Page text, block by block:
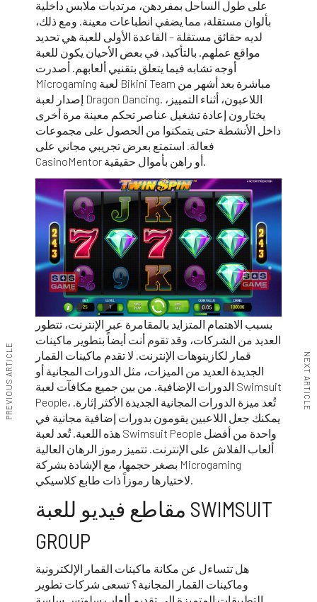
على طول الساحل بمفردهن، مرتديات ملابس داخلية
بألوان مستقلة، مما يضفي انطباعات معينة. ومع ذلك،
لديه حقائق مستقلة – القاعدة الأولى للعبة هي تحديد
مواقع عملهم. بالتأكيد، في بعض الأحيان يكون للعبة
أوجه تشابه فيما يتعلق بتقنيي ألعابهم. أصدرت
Microgaming لعبة Bikini Team مباشرة بعد أشهر من
إصدار لعبة Dragon Dancing. اللاعبون، أثناء التمييز،
يختارون إعادة تشغيل عناصر تحكم معينة مرة أخرى
داخل الأنشطة حتى يتمكنوا من الحصول على مجموعات
فعالة. استمتع بعرض تجريبي مجاني على
بسبب الاهتمام المتزايد بالمقامرة عبر الإنترنت، تتطور
العديد من الشركات، وقد تقوم أنت أيضاً بتطوير ماكينات
قمار لكازينوهات الإنترنت. لا تقدم ماكينات القمار
الجديدة العديد من الميزات، مثل الدورات المجانية أو
الدورات الإضافية. من بين جميع مكافآت لعبة Swimsuit
People، تُعد ميزة الدورات المجانية الجديدة الأكثر إثارة.
يمكنك جعل اللاعبين يقومون بدورات إضافية مجانية في
هذه اللعبة. تُعد لعبة Swimsuit People واحدة من أفضل
ألعاب الفلاش على الإنترنت. تتميز رموز الرهان العالية
بصغر حجمها، مع الإشادة بشركة Microgaming
لاختيارها رموزاً ذات طابع كلاسيكي.
مقاطع فيديو للعبة SWIMSUIT
GROUP
هل تتساءل عن مكانة ماكينات القمار الإلكترونية
وماكينات القمار المجانية؟ تسعى شركات تطوير
PREVIOUS ARTICLE NEXT ARTICLE